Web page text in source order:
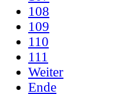
108
109
110
111
Weiter
Ende